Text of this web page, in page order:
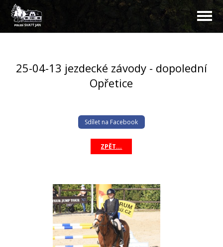
25-04-13 jezdecké závody - dopolední
Opřetice
Sdílet na Facebook
ZPĚT...